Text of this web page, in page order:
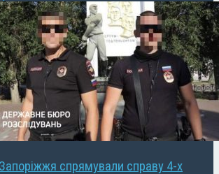
спрямували справу 4-х